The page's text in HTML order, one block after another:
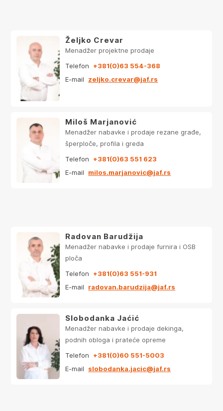
Željko Crevar
Menadžer projektne prodaje
Telefon
+381(0)63 554-368
E-mail
zeljko.crevar@jaf.rs
Miloš Marjanović
Menadžer nabavke i prodaje rezane građe,
šperploče, profila i greda
Telefon
+381(0)63 551 623
E-mail
milos.marjanovic@jaf.rs
Radovan Barudžija
Menadžer nabavke i prodaje furnira i OSB
ploča
Telefon
+381(0)63 551-931
E-mail
radovan.barudzija@jaf.rs
Slobodanka Jaćić
Menadžer nabavke i prodaje dekinga,
podnih obloga i prateće opreme
Telefon
+381(0)60 551-5003
E-mail
slobodanka.jacic@jaf.rs